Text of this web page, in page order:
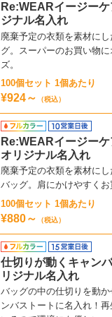
Re:WEARイージーケ
ジナル名入れ
廃棄予定の衣類を素材にし
グ。スーパーのお買い物
ズ。
100個セット 1個あたり
¥924～ （税込）
Re:WEARイージー
オリジナル名入れ
廃棄予定の衣類を素材に
バッグ。肩にかけやすくお
100個セット 1個あたり
¥880～ （税込）
仕切りが動くキャン
リジナル名入れ
バッグの中の仕切りを動
ンバストートに名入れ！